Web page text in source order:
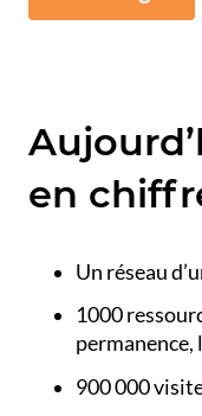
en
Un réseau
1000
900 000